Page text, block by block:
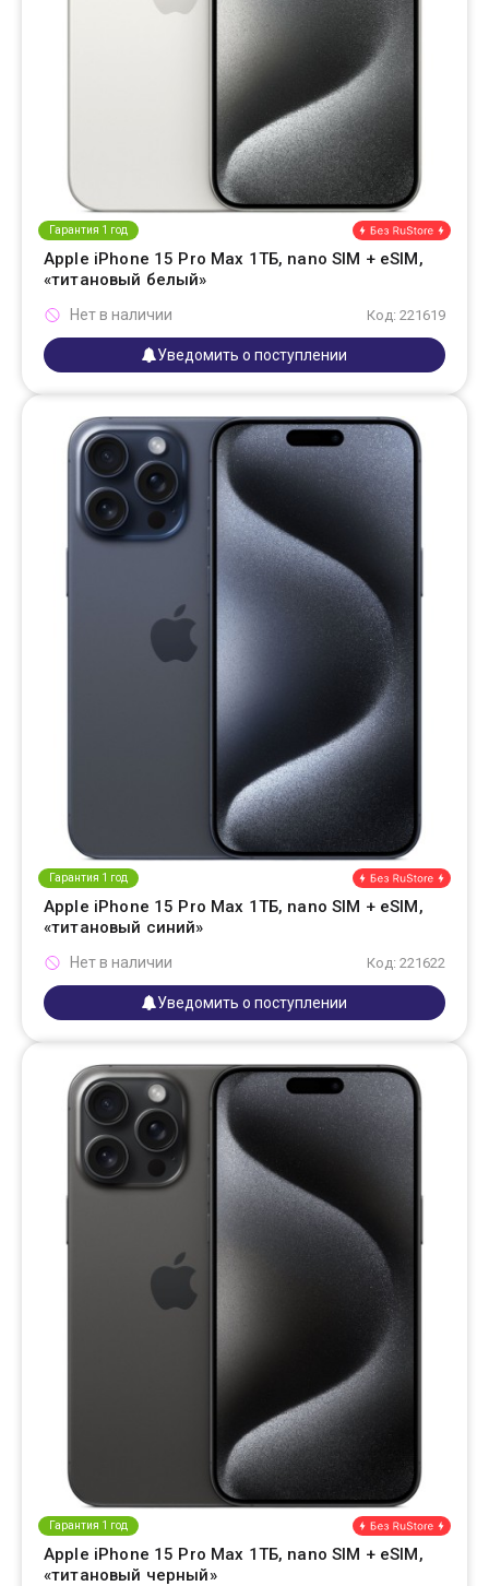
Гарантия 1 год
Apple iPhone 15 Pro Max 1ТБ, nano SIM + eSIM,
«титановый белый»
Код: 221619
Нет в наличии
Уведомить о поступлении
Гарантия 1 год
Apple iPhone 15 Pro Max 1ТБ, nano SIM + eSIM,
«титановый синий»
Код: 221622
Нет в наличии
Уведомить о поступлении
Гарантия 1 год
Apple iPhone 15 Pro Max 1ТБ, nano SIM + eSIM,
«титановый черный»